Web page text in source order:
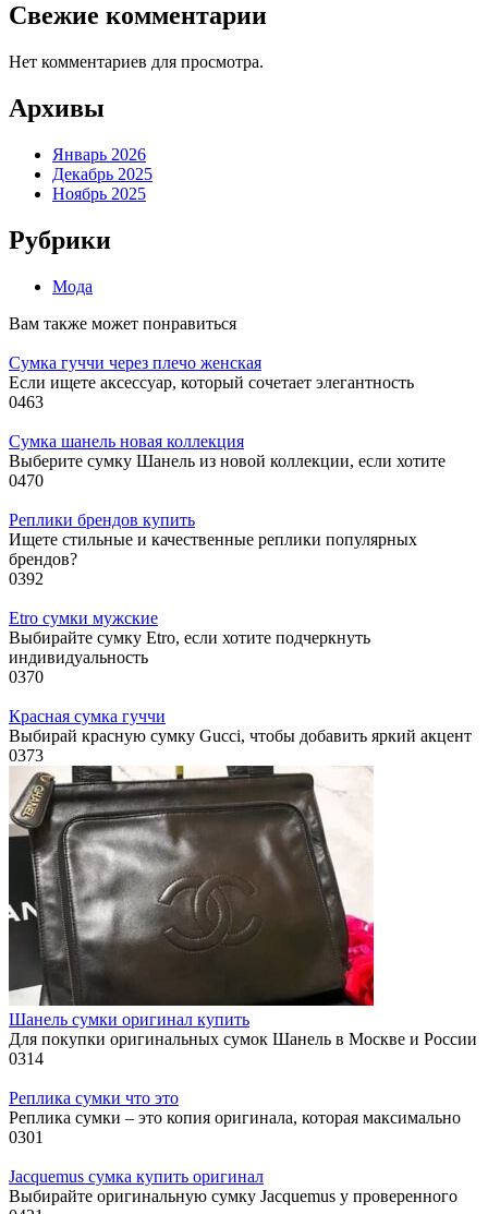
Свежие комментарии
Нет комментариев для просмотра.
Архивы
Январь 2026
Декабрь 2025
Ноябрь 2025
Рубрики
Мода
Вам также может понравиться
Сумка гуччи через плечо женская
Если ищете аксессуар, который сочетает элегантность
0463
Сумка шанель новая коллекция
Выберите сумку Шанель из новой коллекции, если хотите
0470
Реплики брендов купить
Ищете стильные и качественные реплики популярных
брендов?
0392
Etro сумки мужские
Выбирайте сумку Etro, если хотите подчеркнуть
индивидуальность
0370
Красная сумка гуччи
Выбирай красную сумку Gucci, чтобы добавить яркий акцент
0373
Шанель сумки оригинал купить
Для покупки оригинальных сумок Шанель в Москве и России
0314
Реплика сумки что это
Реплика сумки – это копия оригинала, которая максимально
0301
Jacquemus сумка купить оригинал
Выбирайте оригинальную сумку Jacquemus у проверенного